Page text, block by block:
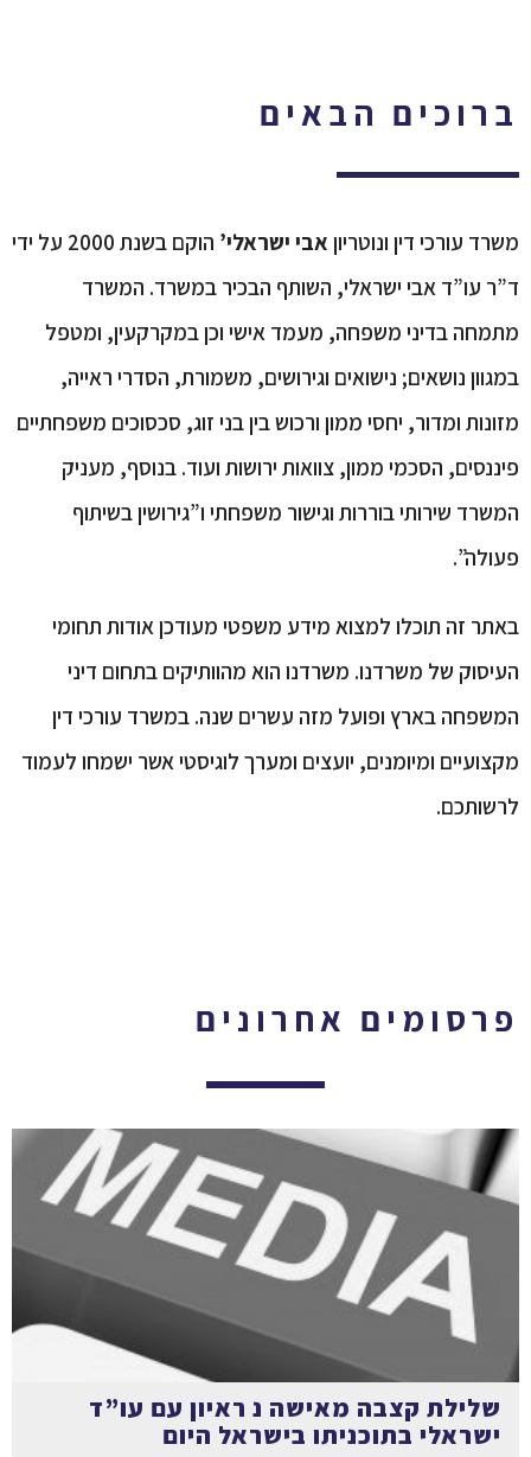
ברוכים הבאים
משרד עורכי דין ונוטריון אבי ישראלי’
הוקם בשנת 2000 על ידי
ד”ר עו”ד אבי ישראלי, השותף הבכיר במשרד. המשרד
מתמחה בדיני משפחה, מעמד אישי וכן במקרקעין, ומטפל
במגוון נושאים; נישואים וגירושים, משמורת, הסדרי ראייה,
מזונות ומדור, יחסי ממון ורכוש בין בני זוג, סכסוכים משפחתיים
פיננסים, הסכמי ממון, צוואות ירושות ועוד. בנוסף, מעניק
המשרד שירותי בוררות וגישור משפחתי ו”גירושין בשיתוף
פעולה”.
באתר זה תוכלו למצוא מידע משפטי מעודכן אודות תחומי
העיסוק של משרדנו. משרדנו הוא מהוותיקים בתחום דיני
המשפחה בארץ ופועל מזה עשרים שנה. במשרד עורכי דין
מקצועיים ומיומנים, יועצים ומערך לוגיסטי אשר ישמחו לעמוד
לרשותכם.
פרסומים אחרונים
שלילת קצבה מאישה נ ראיון עם עו”ד
ישראלי בתוכניתו בישראל היום